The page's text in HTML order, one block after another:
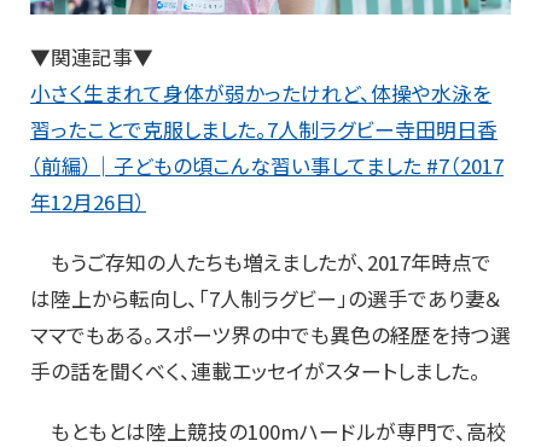
▼関連記事▼
小さく生まれて身体が弱かったけれど、体操や水泳を
習ったことで克服しました。7人制ラグビー寺田明日香
（前編）│子どもの頃こんな習い事してました #7（2017
年12月26日）
もうご存知の人たちも増えましたが、2017年時点で
は陸上から転向し、「7人制ラグビー」の選手であり妻＆
ママでもある。スポーツ界の中でも異色の経歴を持つ選
手の話を聞くべく、連載エッセイがスタートしました。
もともとは陸上競技の100mハードルが専門で、高校